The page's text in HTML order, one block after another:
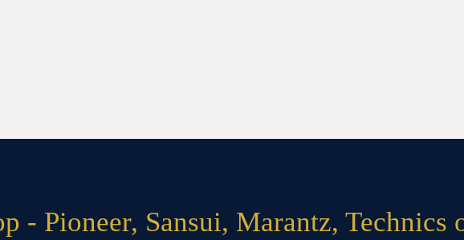
- Pioneer, Sansui, Marantz, Technics